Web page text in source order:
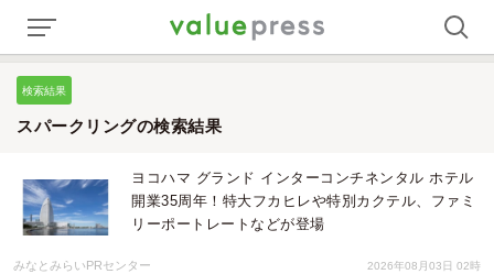
検索結果
スパークリングの検索結果
ヨコハマ グランド インターコンチネンタル ホテル
開業35周年！特大フカヒレや特別カクテル、ファミ
リーポートレートなどが登場
みなとみらいPRセンター 2026年08月03日 02時